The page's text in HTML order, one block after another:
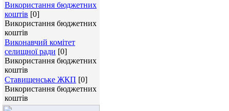
Використання бюджетних
коштів [0]
Використання бюджетних
коштів
Виконавчий комітет
селищної ради [0]
Використання бюджетних
коштів
Ставищенське ЖКП [0]
Використання бюджетних
коштів